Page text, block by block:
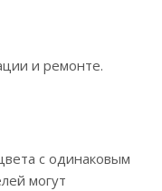
и ремонте.
с одинаковым
могут